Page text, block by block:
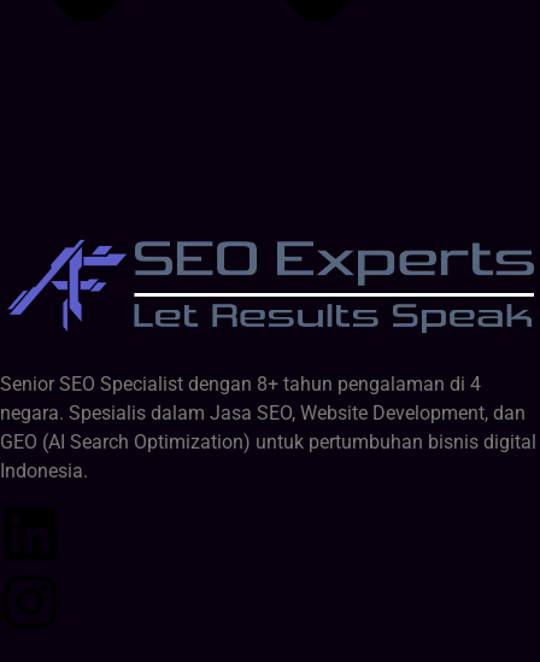
Senior SEO Specialist dengan 8+ tahun pengalaman di 4
negara. Spesialis dalam Jasa SEO, Website Development, dan
GEO (AI Search Optimization) untuk pertumbuhan bisnis digital
Indonesia.